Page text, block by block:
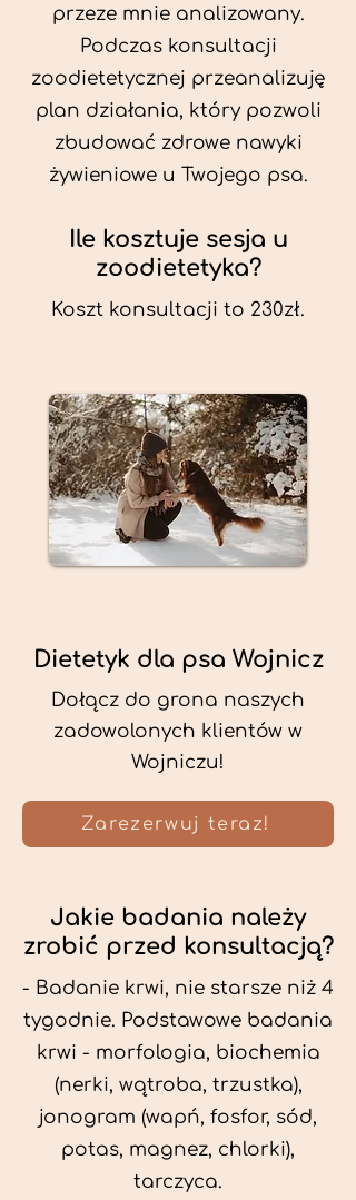
przeze mnie analizowany.
Podczas konsultacji
zoodietetycznej przeanalizuję
plan działania, który pozwoli
zbudować zdrowe nawyki
żywieniowe u Twojego psa.
Ile kosztuje sesja u
zoodietetyka?
Koszt konsultacji to 230zł.
Dietetyk dla psa Wojnicz
Dołącz do grona naszych
zadowolonych klientów w
Wojniczu!
Zarezerwuj teraz!
Jakie badania należy
zrobić przed konsultacją?
- Badanie krwi, nie starsze niż 4
tygodnie. Podstawowe badania
krwi - morfologia, biochemia
(nerki, wątroba, trzustka),
jonogram (wapń, fosfor, sód,
potas, magnez, chlorki),
tarczyca.